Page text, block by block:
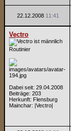
22.12.2008 11:41
Vectro
Routinier
Dabei seit: 29.04.2008
Beiträge: 203
Herkunft: Flensburg
Mainchar: |Vectro|